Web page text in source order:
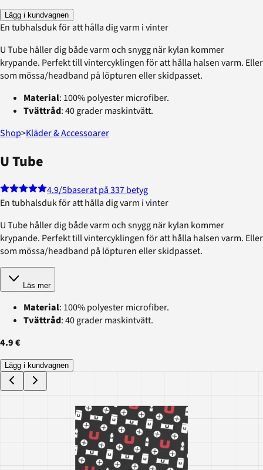
Lägg i kundvagnen
En tubhalsduk för att hålla dig varm i vinter
U Tube håller dig både varm och snygg när kylan kommer
krypande. Perfekt till vintercyklingen för att hålla halsen varm. Eller
som mössa/headband på löpturen eller skidpasset.
Material: 100% polyester microfiber.
Tvättråd: 40 grader maskintvätt.
Shop>Kläder & Accessoarer
U Tube
4.9/5baserat på 337 betyg
En tubhalsduk för att hålla dig varm i vinter
U Tube håller dig både varm och snygg när kylan kommer
krypande. Perfekt till vintercyklingen för att hålla halsen varm. Eller
som mössa/headband på löpturen eller skidpasset.
Läs mer
Material: 100% polyester microfiber.
Tvättråd: 40 grader maskintvätt.
4.9 €
Lägg i kundvagnen